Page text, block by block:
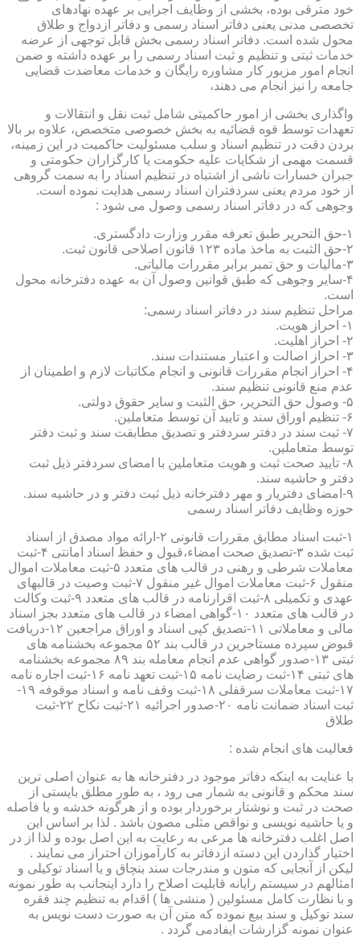
خود مترقی بوده، بخشی از وظایف اجرایی بر عهده نهادهای
تخصصی مدنی یعنی دفاتر اسناد رسمی و دفاتر ازدواج و طلاق
محول شده است. دفاتر اسناد رسمی بخش قابل توجهی از عرضه
خدمات ثبتی و تنظیم و ثبت اسناد رسمی را بر عهده داشته و ضمن
انجام امور مزبور کار مشاوره رایگان و خدمات معاضدت قضایی
جامعه را نیز انجام می دهند،
واگذاری بخشی از امور حاکمیتی شامل ثبت نقل و انتقالات و
تعهدات توسط قوه قضائیه به بخش خصوصی متخصص، علاوه بر بالا
بردن دقت در تنظیم اسناد و سلب مسئولیت حاکمیت در این زمینه،
قسمت مهمی از شکایات علیه حکومت یا کارگزاران حکومتی و
جبران خسارات ناشی از اشتباه در تنظیم اسناد را به سمت گروهی
از خود مردم یعنی سردفتران اسناد رسمی هدایت نموده است.
وجوهی که در دفاتر اسناد رسمی وصول می شود :
۱-حق التحریر طبق تعرفه مقرر وزارت دادگستری.
۲-حق الثبت به ماخذ ماده ۱۲۳ قانون اصلاحی قانون ثبت.
۳-مالیات و حق تمبر برابر مقررات مالیاتی.
۴-سایر وجوهی که طبق قوانین وصول آن به عهده دفترخانه محول
است.
مراحل تنظیم سند در دفاتر اسناد رسمی:
۱- احراز هویت.
۲- احراز اهلیت.
۳- احراز اصالت و اعتبار مستندات سند.
۴- احراز انجام مقررات قانونی و انجام مکاتبات لازم و اطمینان از
عدم منع قانونی تنظیم سند.
۵- وصول حق التحریر، حق الثبت و سایر حقوق دولتی.
۶- تنظیم اوراق سند و تایید آن توسط متعاملین.
۷- ثبت سند در دفتر سردفتر و تصدیق مطابقت سند و ثبت دفتر
توسط متعاملین.
۸- تایید صحت ثبت و هویت متعاملین با امضای سردفتر ذیل ثبت
دفتر و حاشیه سند.
۹-امضای دفتریار و مهر دفترخانه ذیل ثبت دفتر و در حاشیه سند.
حوزه وظایف دفاتر اسناد رسمی
۱-ثبت اسناد مطابق مقررات قانونی ۲-ارائه مواد مصدق از اسناد
ثبت شده ۳-تصدیق صحت امضاء،قبول و حفظ اسناد امانتی ۴-ثبت
معاملات شرطی و رهنی در قالب های متعدد ۵-ثبت معاملات اموال
منقول ۶-ثبت معاملات اموال غیر منقول ۷-ثبت وصیت در قالبهای
عهدی و تکمیلی ۸-ثبت اقرارنامه در قالب های متعدد ۹-ثبت وکالت
در قالب های متعدد ۱۰-گواهی امضاء در قالب های متعدد بجز اسناد
مالی و معاملاتی ۱۱-تصدیق کپی اسناد و اوراق مراجعین ۱۲-دریافت
قبوض سپرده مستاجرین در قالب بند ۵۲ مجموعه بخشنامه های
ثبتی ۱۳-صدور گواهی عدم انجام معامله بند ۸۹ مجموعه بخشنامه
های ثبتی ۱۴-ثبت رضایت نامه ۱۵-ثبت تعهد نامه ۱۶-ثبت اجاره نامه
۱۷-ثبت معاملات سرقفلی ۱۸-ثبت وقف نامه و اسناد موقوفه ۱۹-
ثبت اسناد ضمانت نامه ۲۰-صدور اجرائیه ۲۱-ثبت نکاح ۲۲-ثبت
طلاق
فعالیت های انجام شده :
با عنایت به اینکه دفاتر موجود در دفترخانه ها به عنوان اصلی ترین
سند محکم و قانونی به شمار می رود ، به طور مطلق بایستی از
صحت در ثبت و نوشتار برخوردار بوده و از هرگونه خدشه و یا فاصله
و یا حاشیه نویسی و نواقص مثلی مصون باشد . لذا بر اساس این
اصل اغلب دفترخانه ها مرعی به رعایت به این اصل بوده و لذا از در
اختیار گذاردن این دسته ازدفاتر به کارآموزان احتراز می نمایند .
لیکن از آنجایی که متون و مندرجات سند بنچاق و یا اسناد توکیلی و
امثالهم در سیستم رایانه قابلیت اصلاح را دارد اینجانب به طور نمونه
و با نظارت کامل مسئولین ( منشی ها ) اقدام به تنظیم چند فقره
سند توکیل و سند بیع نموده که متن آن به صورت دست نویس به
عنوان نمونه گزارشات ایفادمی گردد .